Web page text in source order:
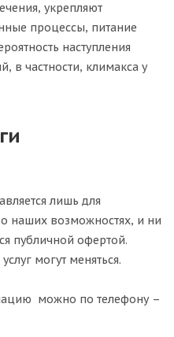
укрепляют
процессы, питание
наступления
в частности, климакса у
лишь для
наших возможностях, и ни
публичной офертой.
могут меняться.
можно по телефону –